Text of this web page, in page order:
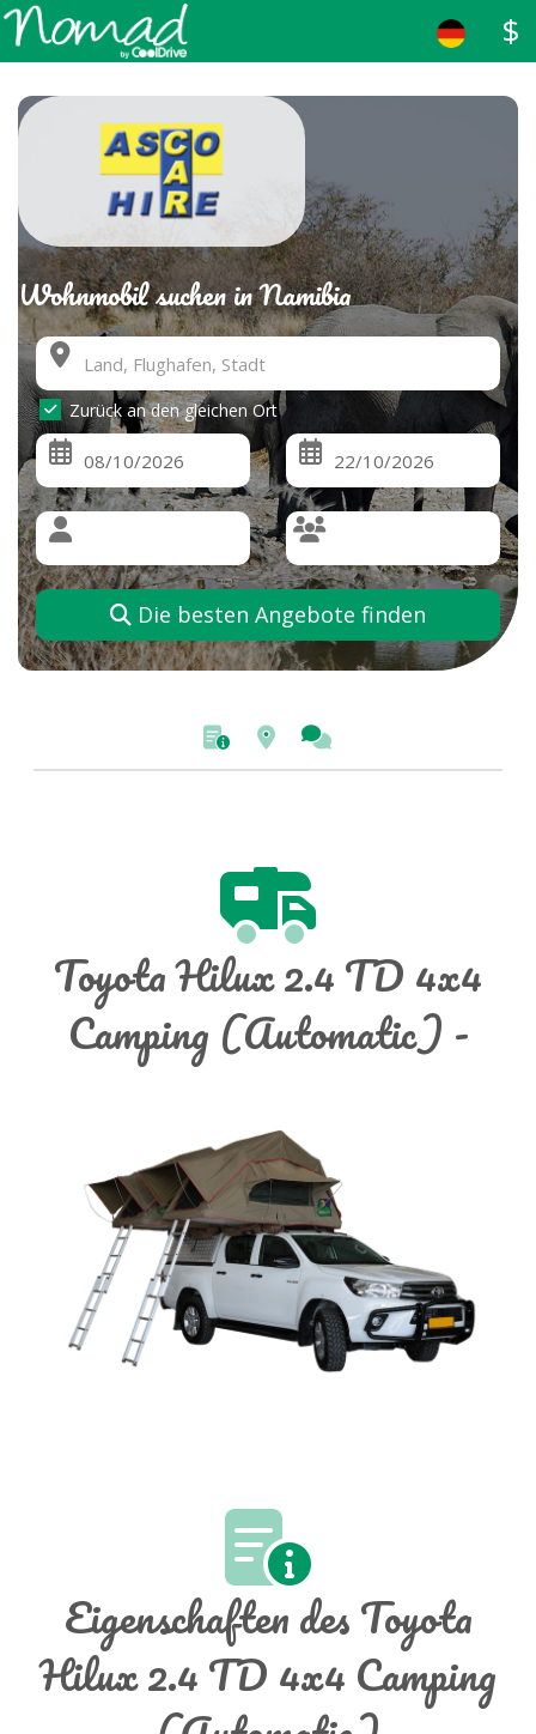
$
Wohnmobil suchen in Namibia
Zurück an den gleichen Ort
Die besten Angebote finden
Toyota Hilux 2.4 TD 4x4
Camping (Automatic) -
Eigenschaften des Toyota
Hilux 2.4 TD 4x4 Camping